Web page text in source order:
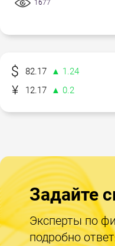
1677
82.17 ▲ 1.24
12.17
▲ 0.2
Задайте
Эксперты по
подробно